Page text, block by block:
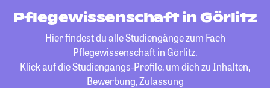
Pflegewissenschaft in Görlitz
Hier findest du alle Studiengänge zum Fach
Pflegewissenschaftin Görlitz.
Klick auf die Studiengangs-Profile, um dich zu Inhalten,
Bewerbung, Zulassung